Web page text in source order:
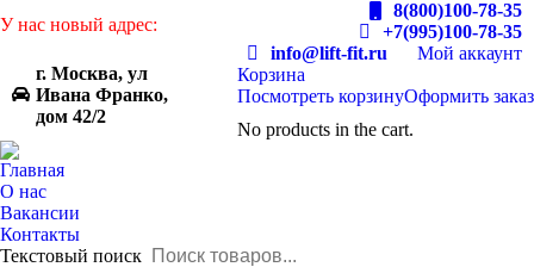
У нас новый адрес:
г. Москва, ул
Ивана Франко,
дом 42/2
8(800)100-78-35
+7(995)100-78-35
info@lift-fit.ru
Мой аккаунт
Корзина
Посмотреть корзинуОформить заказ
No products in the cart.
Главная
О нас
Вакансии
Контакты
Текстовый поиск